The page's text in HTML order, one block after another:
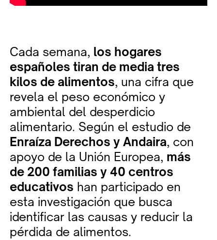
Cada semana, los hogares
españoles tiran de media tres
kilos de alimentos, una cifra que
revela el peso económico y
ambiental del desperdicio
alimentario. Según el estudio de
Enraíza Derechos y Andaira, con
apoyo de la Unión Europea, más
de 200 familias y 40 centros
educativos han participado en
esta investigación que busca
identificar las causas y reducir la
pérdida de alimentos.